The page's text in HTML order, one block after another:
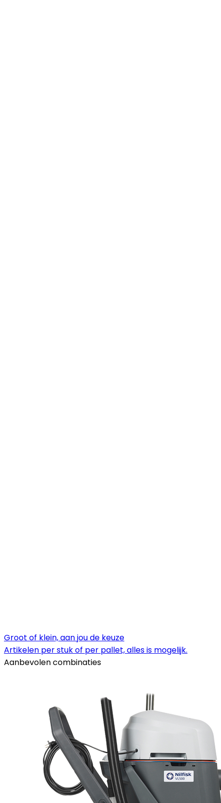
Groot of klein, aan jou de keuze
Artikelen per stuk of per pallet, alles is mogelijk.
Aanbevolen combinaties